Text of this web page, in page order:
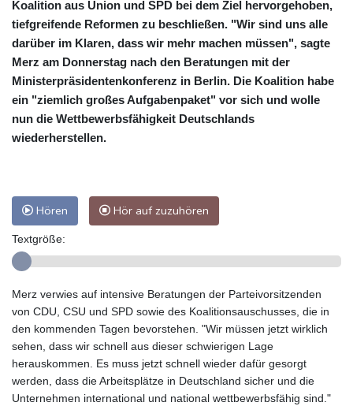
Koalition aus Union und SPD bei dem Ziel hervorgehoben,
tiefgreifende Reformen zu beschließen. "Wir sind uns alle
darüber im Klaren, dass wir mehr machen müssen", sagte
Merz am Donnerstag nach den Beratungen mit der
Ministerpräsidentenkonferenz in Berlin. Die Koalition habe
ein "ziemlich großes Aufgabenpaket" vor sich und wolle
nun die Wettbewerbsfähigkeit Deutschlands
wiederherstellen.
Hören Hör auf zuzuhören
Textgröße:
Merz verwies auf intensive Beratungen der Parteivorsitzenden
von CDU, CSU und SPD sowie des Koalitionsauschusses, die in
den kommenden Tagen bevorstehen. "Wir müssen jetzt wirklich
sehen, dass wir schnell aus dieser schwierigen Lage
herauskommen. Es muss jetzt schnell wieder dafür gesorgt
werden, dass die Arbeitsplätze in Deutschland sicher und die
Unternehmen international und national wettbewerbsfähig sind."